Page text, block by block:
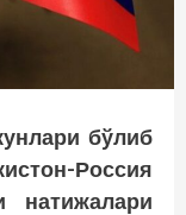
бўлиб
Россия
натижалари